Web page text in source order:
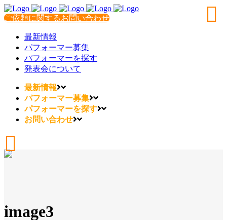
ご依頼に関するお問い合わせ
最新情報
パフォーマー募集
パフォーマーを探す
発表会について
最新情報
パフォーマー募集
パフォーマーを探す
お問い合わせ
image3